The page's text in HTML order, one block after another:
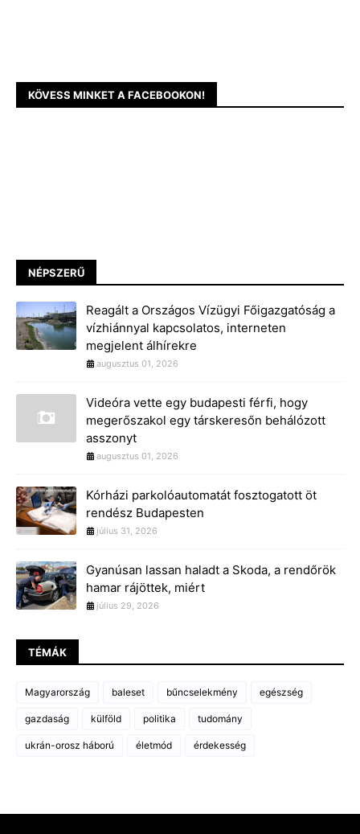
KÖVESS MINKET A FACEBOOKON!
NÉPSZERŰ
Reagált a Országos Vízügyi Főigazgatóság a
vízhiánnyal kapcsolatos, interneten
megjelent álhírekre
augusztus 01, 2026
Videóra vette egy budapesti férfi, hogy
megerőszakol egy társkeresőn behálózott
asszonyt
augusztus 01, 2026
Kórházi parkolóautomatát fosztogatott öt
rendész Budapesten
július 31, 2026
Gyanúsan lassan haladt a Skoda, a rendőrök
hamar rájöttek, miért
július 29, 2026
TÉMÁK
Magyarország baleset bűncselekmény egészség
gazdaság külföld politika tudomány
ukrán-orosz háború életmód érdekesség